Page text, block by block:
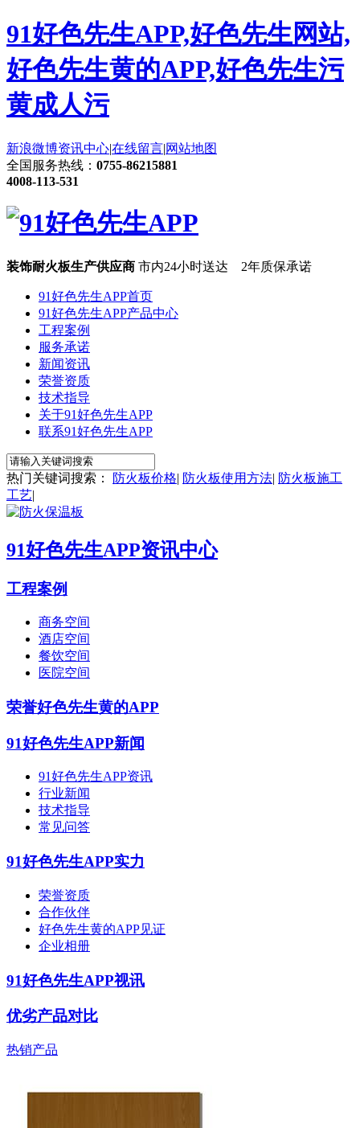
91好色先生APP,好色先生网站,
好色先生黄的APP,好色先生污
黄成人污
新浪微博资讯中心|在线留言|网站地图
全国服务热线： 0755-86215881
4008-113-531
装饰耐火板生产供应商 市内24小时送达 2年质保承诺
91好色先生APP首页
91好色先生APP产品中心
工程案例
服务承诺
新闻资讯
荣誉资质
技术指导
关于91好色先生APP
联系91好色先生APP
热门关键词搜索： 防火板价格| 防火板使用方法| 防火板施工
工艺|
91好色先生APP资讯中心
工程案例
商务空间
酒店空间
餐饮空间
医院空间
荣誉好色先生黄的APP
91好色先生APP新闻
91好色先生APP资讯
行业新闻
技术指导
常见问答
91好色先生APP实力
荣誉资质
合作伙伴
好色先生黄的APP见证
企业相册
91好色先生APP视讯
优劣产品对比
热销产品